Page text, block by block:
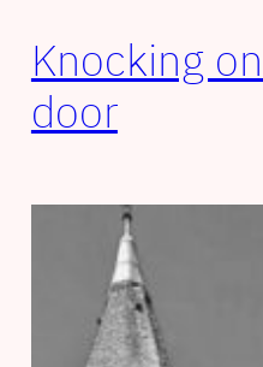
Knocking
door